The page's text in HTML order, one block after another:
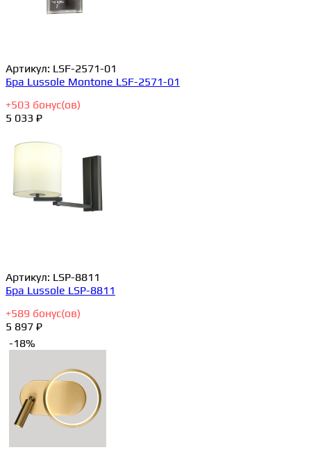
Артикул: LSF-2571-01
Бра Lussole Montone LSF-2571-01
+503 бонус(ов)
5 033 ₽
Артикул: LSP-8811
Бра Lussole LSP-8811
+589 бонус(ов)
5 897 ₽
-18%